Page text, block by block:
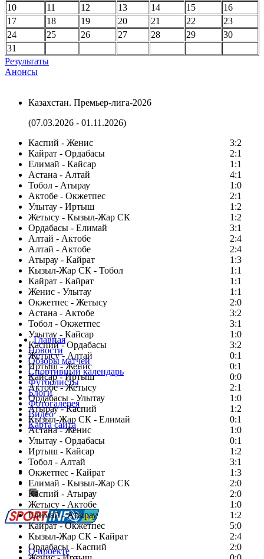
10
11 12 13 14 15
16
17
18 19 20 21 22
23
24
25 26 27 28 29
30
31
Результаты
Анонсы
Казахстан. Премьер-лига-2026
(07.03.2026 - 01.11.2026)
Каспий - Женис
3:2
Кайрат - Ордабасы
2:1
Елимай - Кайсар
1:1
Астана - Алтай
4:1
Тобол - Атырау
1:0
Актобе - Окжетпес
2:1
Улытау - Иртыш
1:2
Жетысу - Кызыл-Жар СК
1:2
Ордабасы - Елимай
3:1
Алтай - Актобе
2:4
Алтай - Актобе
2:4
Атырау - Кайрат
1:3
Кызыл-Жар СК - Тобол
1:1
Кайрат - Кайрат
1:1
Женис - Улытау
1:1
Окжетпес - Жетысу
2:0
Астана - Актобе
3:2
Тобол - Окжетпес
3:1
Улытау - Кайсар
1:0
Каспий - Ордабасы
3:2
Жетысу - Алтай
0:1
Иртыш - Женис
0:1
Кайсар - Иртыш
0:0
Актобе - Жетысу
2:1
Ордабасы - Улытау
1:0
Атырау - Каспий
1:2
Кызыл-Жар СК - Елимай
0:1
Астана - Женис
1:0
Улытау - Ордабасы
0:1
Иртыш - Кайсар
1:2
Тобол - Алтай
3:1
Окжетпес - Кайрат
1:3
Елимай - Кызыл-Жар СК
2:0
Каспий - Атырау
2:0
Жетысу - Актобе
1:0
Елимай - Атырау
1:2
Кайрат - Окжетпес
5:0
Кызыл-Жар СК - Кайрат
2:4
Ордабасы - Каспий
2:0
Главная
Новости
Обзоры матчей
Спортивный календарь
Футболисты
Блоги
Фотогалерея
Видео
Карта сайта
Есть идея?
Сообщить о мероприятии
Перейти на старый сайт
О проекте